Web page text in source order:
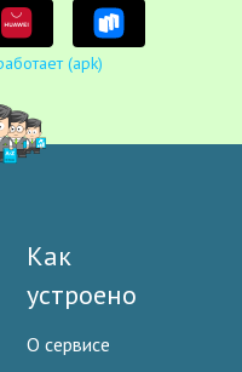
(apk)
Как
устроено
О сервисе